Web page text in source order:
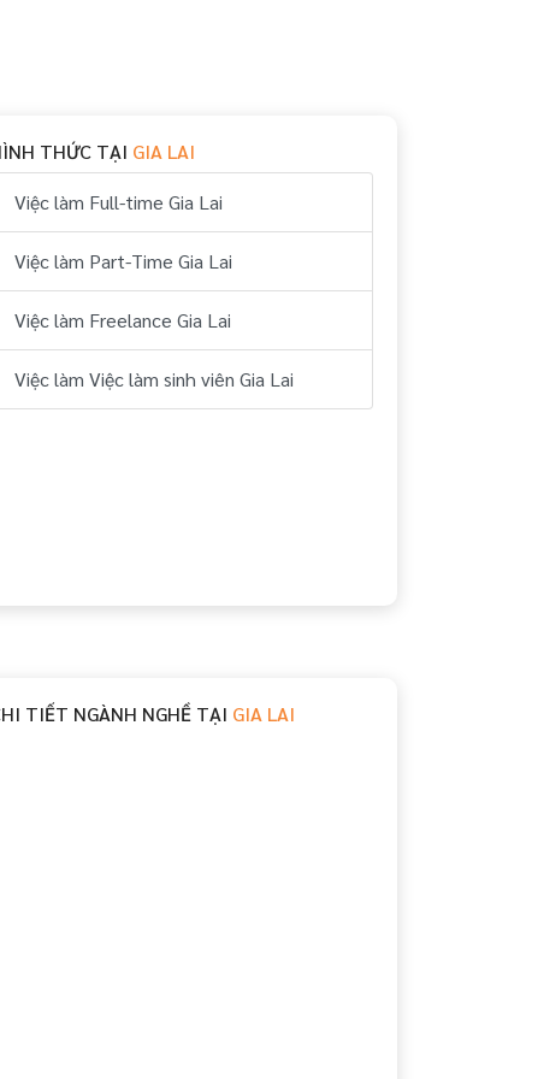
THỨC TẠI GIA LAI
Việc làm Full-time Gia Lai
Việc làm Part-Time Gia Lai
Việc làm Freelance Gia Lai
Việc làm Việc làm sinh viên Gia Lai
TIẾT NGÀNH NGHỀ TẠI GIA LAI